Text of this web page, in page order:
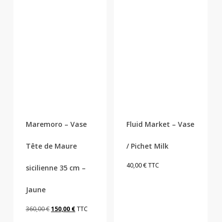
Maremoro – Vase
Tête de Maure
sicilienne 35 cm –
Jaune
360,00€Le
150,00 €Le
TTC
Fluid Market – Vase
/ Pichet Milk
40,00€TTC